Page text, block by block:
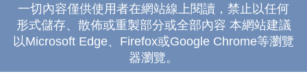
一切內容僅供使用者在網站線上閱讀，禁止以任何
形式儲存、散佈或重製部分或全部內容 本網站建議
以Microsoft Edge、Firefox或Google Chrome等瀏覽
器瀏覽。